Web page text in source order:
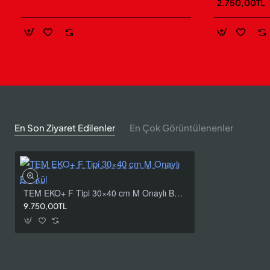
parçalarının tartımına yöneliktir.
çalışır ve M
60 kg model; orta ağırlıktaki kasa, koli, paket ve üretim
150 kg × 50 g TEM EKO+ F Tipi
150 kg model; daha ağır kasa, koli, çuval ve toplu ürünlerin
tartılması gereken işletmeler için uygundur.
çalışır ve M onaylıdır. Tartılan ürünler düzenli olarak 60 kg
sınırının altında kalıyorsa daha küçük taksimat sunan 60 kg
model değerlendirilmelidir.
2.750,00TL
En Son Ziyaret Edilenler En Çok Görüntülenenler
TEM EKO+ F Tipi 30×40 cm M Onaylı Baskül
9.750,00TL